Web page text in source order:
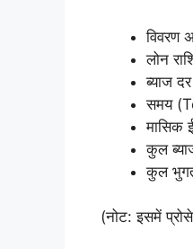
विवरण
लोन
ब्याज
समय
मासिक
कुल
कुल
(नोट: इसमें